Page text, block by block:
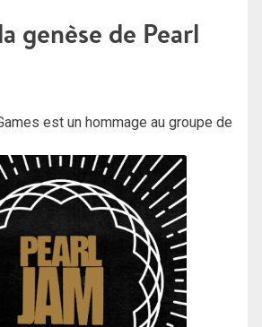
genèse de Pearl
est un hommage au groupe de